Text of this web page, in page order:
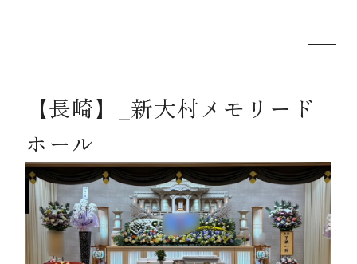
メモリードのお葬式について
葬儀の流れ
事例
【長崎】_新大村メモリード
ホール